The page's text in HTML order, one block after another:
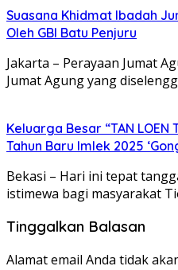
Suasana Khidmat Ibadah
Oleh GBI Batu Penjuru
Jakarta – Perayaan Jumat
Jumat Agung yang
Keluarga Besar “TAN
Tahun Baru Imlek 2025
Bekasi – Hari ini tepat
istimewa bagi masyarakat
Tinggalkan Balasan
Alamat email Anda tidak